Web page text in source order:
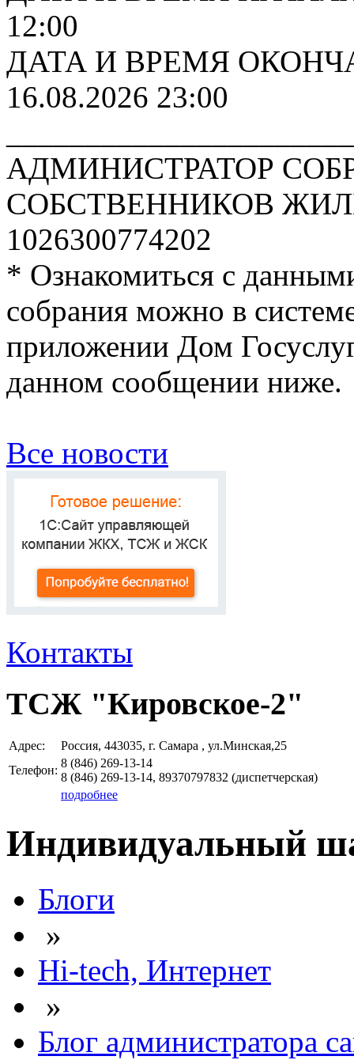
12:00
ДАТА И ВРЕМЯ
16.08.2026 23:00
АДМИНИСТРАТОР
СОБСТВЕННИКОВ
1026300774202
* Ознакомиться с
собрания можно в
приложении Дом
данном сообщении ниже.
Все новости
Контакты
ТСЖ "Кировское-2"
Адрес:
Россия, 443035, г. Самара , ул.Минская,25
Телефон:
8 (846) 269-13-14
8 (846) 269-13-14, 89370797832 (диспетчерская)
подробнее
Индивидуальный
Блоги
»
Hi-tech, Интернет
»
Блог администратора